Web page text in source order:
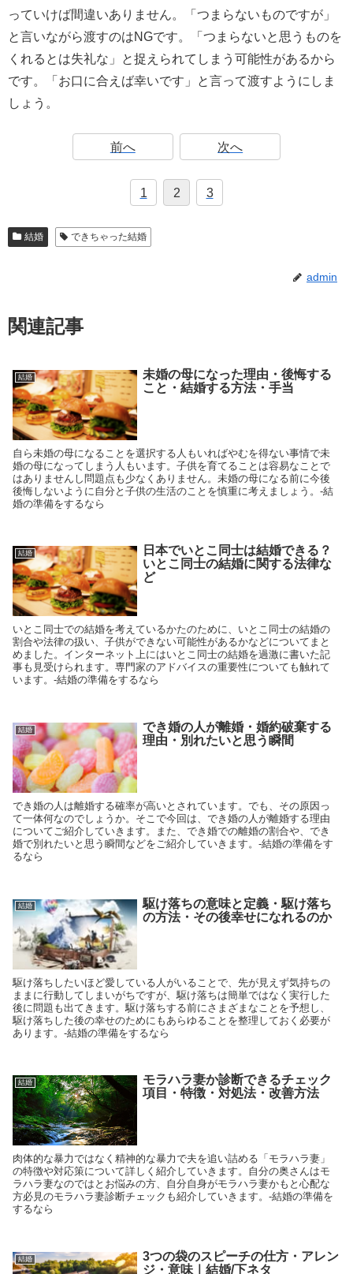
っていけば間違いありません。「つまらないものですが」
と言いながら渡すのはNGです。「つまらないと思うものを
くれるとは失礼な」と捉えられてしまう可能性があるから
です。「お口に合えば幸いです」と言って渡すようにしま
しょう。
前へ 次へ
1 2 3
結婚 できちゃった結婚
admin
関連記事
結婚
未婚の母になった理由・後悔する
こと・結婚する方法・手当
自ら未婚の母になることを選択する人もいればやむを得ない事情で未
婚の母になってしまう人もいます。子供を育てることは容易なことで
はありませんし問題点も少なくありません。未婚の母になる前に今後
後悔しないように自分と子供の生活のことを慎重に考えましょう。-結
婚の準備をするなら
結婚
日本でいとこ同士は結婚できる？
いとこ同士の結婚に関する法律な
ど
いとこ同士での結婚を考えているかたのために、いとこ同士の結婚の
割合や法律の扱い、子供ができない可能性があるかなどについてまと
めました。インターネット上にはいとこ同士の結婚を過激に書いた記
事も見受けられます。専門家のアドバイスの重要性についても触れて
います。-結婚の準備をするなら
結婚
でき婚の人が離婚・婚約破棄する
理由・別れたいと思う瞬間
でき婚の人は離婚する確率が高いとされています。でも、その原因っ
て一体何なのでしょうか。そこで今回は、でき婚の人が離婚する理由
についてご紹介していきます。また、でき婚での離婚の割合や、でき
婚で別れたいと思う瞬間などをご紹介していきます。-結婚の準備をす
るなら
結婚
駆け落ちの意味と定義・駆け落ち
の方法・その後幸せになれるのか
駆け落ちしたいほど愛している人がいることで、先が見えず気持ちの
ままに行動してしまいがちですが、駆け落ちは簡単ではなく実行した
後に問題も出てきます。駆け落ちする前にさまざまなことを予想し、
駆け落ちした後の幸せのためにもあらゆることを整理しておく必要が
あります。-結婚の準備をするなら
結婚
モラハラ妻か診断できるチェック
項目・特徴・対処法・改善方法
肉体的な暴力ではなく精神的な暴力で夫を追い詰める「モラハラ妻」
の特徴や対応策について詳しく紹介していきます。自分の奥さんはモ
ラハラ妻なのではとお悩みの方、自分自身がモラハラ妻かもと心配な
方必見のモラハラ妻診断チェックも紹介していきます。-結婚の準備を
するなら
結婚
3つの袋のスピーチの仕方・アレン
ジ・意味｜結婚/下ネタ